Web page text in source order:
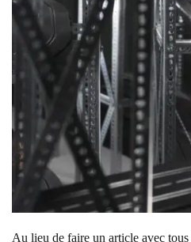
Au lieu de faire un article avec